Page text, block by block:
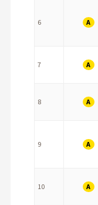
6 A
7 A
8 A
9 A
10 A